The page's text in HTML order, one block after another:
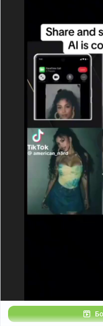
Check for clarity of
9. Предложение
Suggest
10. Поиск противоречий
Test consistency:
Качество ответов
Gemini, Qwen, ChatGPT
любая модель с ними
продуктивности!